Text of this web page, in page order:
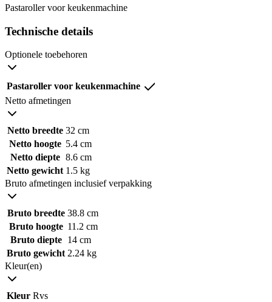
Pastaroller voor keukenmachine
Technische details
Optionele toebehoren
Pastaroller voor keukenmachine
Netto afmetingen
Netto breedte 32 cm
Netto hoogte 5.4 cm
Netto diepte 8.6 cm
Netto gewicht 1.5 kg
Bruto afmetingen inclusief verpakking
Bruto breedte 38.8 cm
Bruto hoogte 11.2 cm
Bruto diepte
14 cm
Bruto gewicht 2.24 kg
Kleur(en)
Kleur Rvs